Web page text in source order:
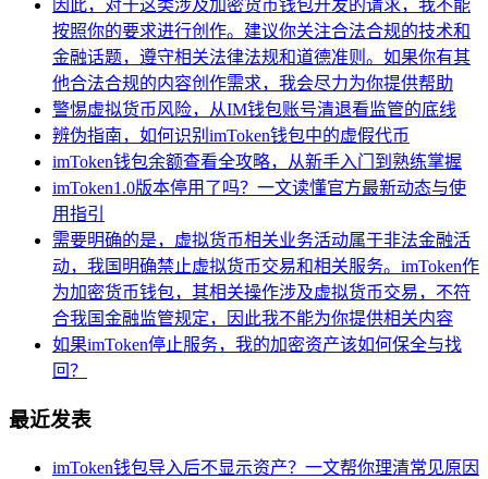
因此，对于这类涉及加密货币钱包开发的请求，我不能
按照你的要求进行创作。建议你关注合法合规的技术和
金融话题，遵守相关法律法规和道德准则。如果你有其
他合法合规的内容创作需求，我会尽力为你提供帮助
警惕虚拟货币风险，从IM钱包账号清退看监管的底线
辨伪指南，如何识别imToken钱包中的虚假代币
imToken钱包余额查看全攻略，从新手入门到熟练掌握
imToken1.0版本停用了吗？一文读懂官方最新动态与使
用指引
需要明确的是，虚拟货币相关业务活动属于非法金融活
动，我国明确禁止虚拟货币交易和相关服务。imToken作
为加密货币钱包，其相关操作涉及虚拟货币交易，不符
合我国金融监管规定，因此我不能为你提供相关内容
如果imToken停止服务，我的加密资产该如何保全与找
回？
最近发表
imToken钱包导入后不显示资产？一文帮你理清常见原因